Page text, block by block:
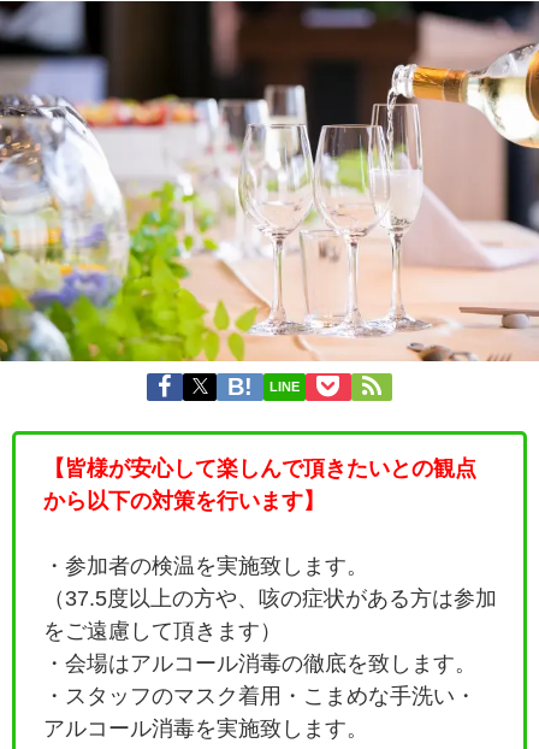
LINE
【皆様が安心して楽しんで頂きたいとの観点
から以下の対策を行います】
・参加者の検温を実施致します。
（37.5度以上の方や、咳の症状がある方は参加
をご遠慮して頂きます）
・会場はアルコール消毒の徹底を致します。
・ スタッフのマスク着用・こまめな手洗い・
アルコール消毒を実施致します。